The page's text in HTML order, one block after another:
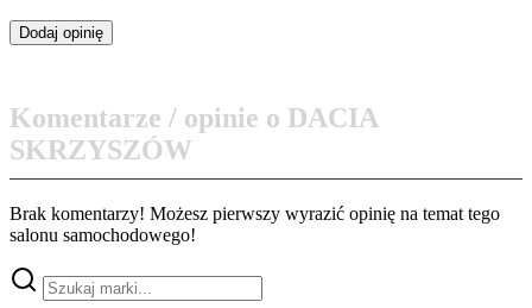
Komentarze / opinie o DACIA
SKRZYSZÓW
Brak komentarzy! Możesz pierwszy wyrazić opinię na temat tego
salonu samochodowego!